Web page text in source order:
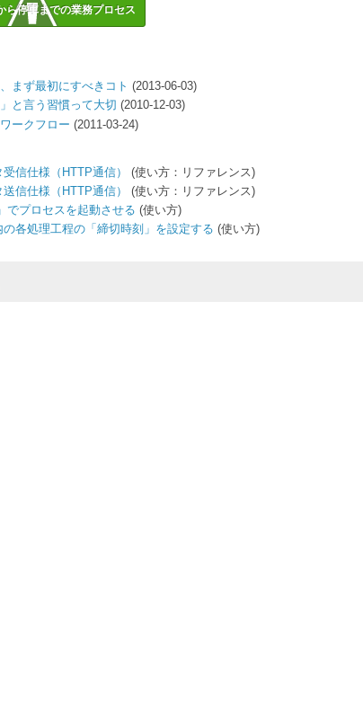
ら停車までの業務プロセス
まず最初にすべきコト (2013-06-03)
と言う習慣って大切 (2010-12-03)
ークフロー (2011-03-24)
信仕様（HTTP通信）
(使い方：リファレンス)
信仕様（HTTP通信）
(使い方：リファレンス)
でプロセスを起動させる (使い方)
の各処理工程の「締切時刻」を設定する (使い方)